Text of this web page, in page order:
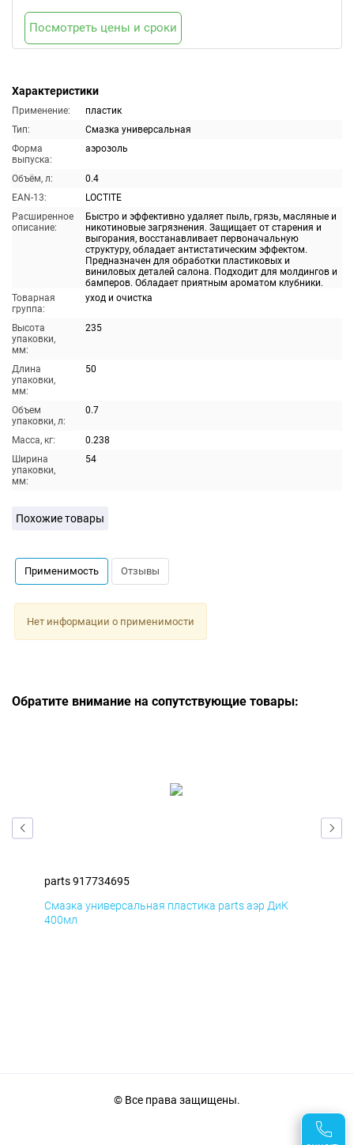
Характеристики
Применение:
пластик
Тип:
Смазка универсальная
Форма
выпуска:
аэрозоль
Объём, л:
0.4
EAN-13:
LOCTITE
Расширенное
описание:
Быстро и эффективно удаляет пыль, грязь, масляные и
никотиновые загрязнения. Защищает от старения и
выгорания, восстанавливает первоначальную
структуру, обладает антистатическим эффектом.
Предназначен для обработки пластиковых и
виниловых деталей салона. Подходит для молдингов и
бамперов. Обладает приятным ароматом клубники.
Товарная
группа:
уход и очистка
Высота
упаковки,
мм:
235
Длина
упаковки,
мм:
50
Объем
упаковки, л:
0.7
Масса, кг:
0.238
Ширина
упаковки,
мм:
54
Посмотреть цены и сроки
Похожие товары
Применимость Отзывы
Нет информации о применимости
Обратите внимание на сопутствующие товары:
parts 917734695
Смазка универсальная пластика parts аэр ДиК
400мл
© Все права защищены.